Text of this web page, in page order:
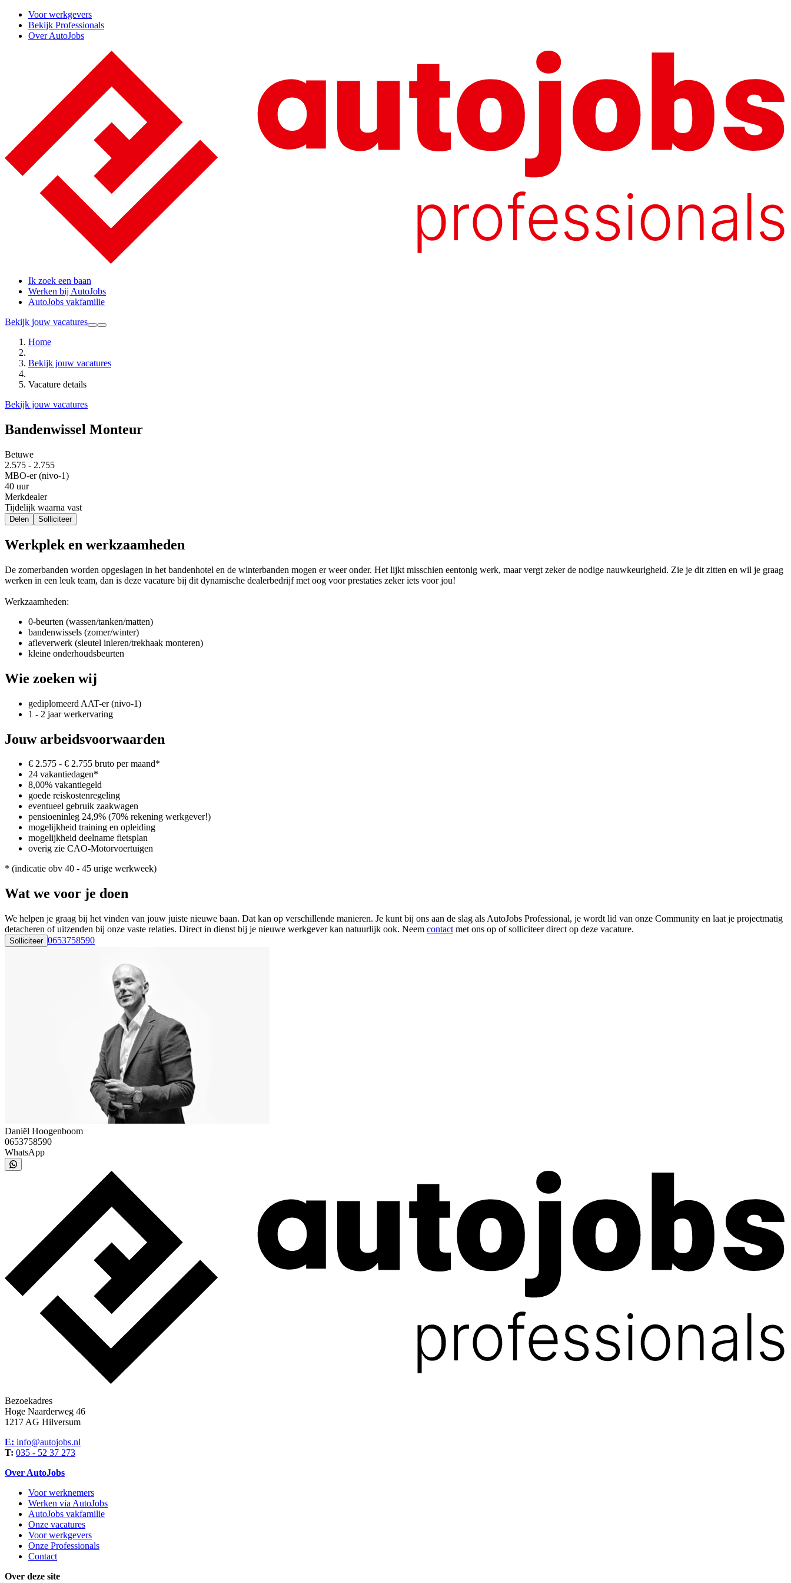
Voor werkgevers
Bekijk Professionals
Over AutoJobs
Ik zoek een baan
Werken bij AutoJobs
AutoJobs vakfamilie
Bekijk jouw vacatures
Home
Bekijk jouw vacatures
Vacature details
Bekijk jouw vacatures
Bandenwissel Monteur
Betuwe
2.575 - 2.755
MBO-er (nivo-1)
40 uur
Merkdealer
Tijdelijk waarna vast
Delen Solliciteer
Werkplek en werkzaamheden
De zomerbanden worden opgeslagen in het bandenhotel en de winterbanden mogen er weer onder. Het lijkt misschien eentonig werk, maar vergt zeker de nodige nauwkeurigheid. Zie je dit zitten en wil je graag
werken in een leuk team, dan is deze vacature bij dit dynamische dealerbedrijf met oog voor prestaties zeker iets voor jou!
Werkzaamheden:
0-beurten (wassen/tanken/matten)
bandenwissels (zomer/winter)
afleverwerk (sleutel inleren/trekhaak monteren)
kleine onderhoudsbeurten
Wie zoeken wij
gediplomeerd AAT-er (nivo-1)
1 - 2 jaar werkervaring
Jouw arbeidsvoorwaarden
€ 2.575 - € 2.755 bruto per maand*
24 vakantiedagen*
8,00% vakantiegeld
goede reiskostenregeling
eventueel gebruik zaakwagen
pensioeninleg 24,9% (70% rekening werkgever!)
mogelijkheid training en opleiding
mogelijkheid deelname fietsplan
overig zie CAO-Motorvoertuigen
* (indicatie obv 40 - 45 urige werkweek)
Wat we voor je doen
We helpen je graag bij het vinden van jouw juiste nieuwe baan. Dat kan op verschillende manieren. Je kunt bij ons aan de slag als AutoJobs Professional, je wordt lid van onze Community en laat je projectmatig
detacheren of uitzenden bij onze vaste relaties. Direct in dienst bij je nieuwe werkgever kan natuurlijk ook. Neem contact met ons op of solliciteer direct op deze vacature.
Solliciteer 0653758590
Daniël Hoogenboom
0653758590
WhatsApp
Bezoekadres
Hoge Naarderweg 46
1217 AG Hilversum
E: info@autojobs.nl
T: 035 - 52 37 273
Over AutoJobs
Voor werknemers
Werken via AutoJobs
AutoJobs vakfamilie
Onze vacatures
Voor werkgevers
Onze Professionals
Contact
Over deze site